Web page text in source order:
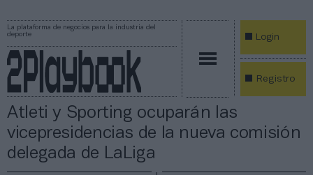
La plataforma de negocios para la industria del
deporte
Login
Registro
Atleti y Sporting ocuparán las
vicepresidencias de la nueva comisión
delegada de LaLiga